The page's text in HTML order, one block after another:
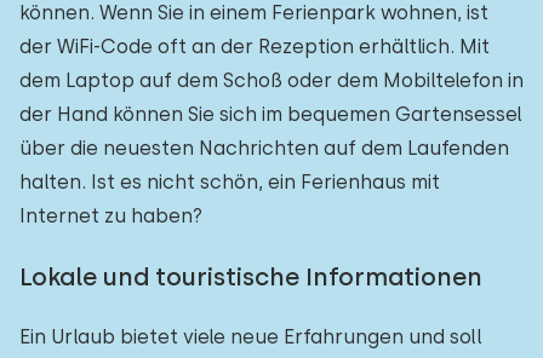
können. Wenn Sie in einem Ferienpark wohnen, ist
der WiFi-Code oft an der Rezeption erhältlich. Mit
dem Laptop auf dem Schoß oder dem Mobiltelefon in
der Hand können Sie sich im bequemen Gartensessel
über die neuesten Nachrichten auf dem Laufenden
halten. Ist es nicht schön, ein Ferienhaus mit
Internet zu haben?
Lokale und touristische Informationen
Ein Urlaub bietet viele neue Erfahrungen und soll